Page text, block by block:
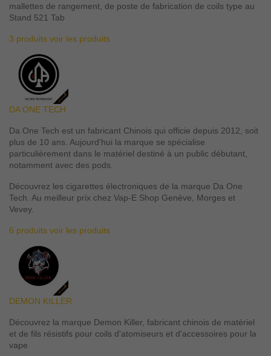
mallettes de rangement, de poste de fabrication de coils type au
Stand 521 Tab
3 produits voir les produits
DA ONE TECH
Da One Tech est un fabricant Chinois qui officie depuis 2012, soit
plus de 10 ans. Aujourd'hui la marque se spécialise
particulièrement dans le matériel destiné à un public débutant,
notamment avec des pods.
Découvrez les cigarettes électroniques de la marque Da One
Tech. Au meilleur prix chez Vap-E Shop Genève, Morges et
Vevey.
6 produits voir les produits
DEMON KILLER
Découvrez la marque Demon Killer, fabricant chinois de matériel
et de fils résistifs pour coils d'atomiseurs et d'accessoires pour la
vape